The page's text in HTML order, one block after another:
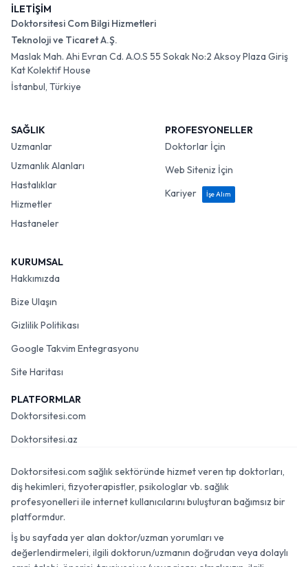
İLETİŞİM
Doktorsitesi Com Bilgi Hizmetleri
Teknoloji ve Ticaret A.Ş.
Maslak Mah. Ahi Evran Cd. A.O.S 55 Sokak No:2 Aksoy Plaza Giriş
Kat Kolektif House
İstanbul, Türkiye
SAĞLIK
Uzmanlar
Uzmanlık Alanları
Hastalıklar
Hizmetler
Hastaneler
PROFESYONELLER
Doktorlar İçin
Web Siteniz İçin
Kariyer
İşe Alım
KURUMSAL
Hakkımızda
Bize Ulaşın
Gizlilik Politikası
Google Takvim Entegrasyonu
Site Haritası
PLATFORMLAR
Doktorsitesi.com
Doktorsitesi.az
Doktorsitesi.com sağlık sektöründe hizmet veren tıp doktorları,
diş hekimleri, fizyoterapistler, psikologlar vb. sağlık
profesyonelleri ile internet kullanıcılarını buluşturan bağımsız bir
platformdur.
İş bu sayfada yer alan doktor/uzman yorumları ve
değerlendirmeleri, ilgili doktorun/uzmanın doğrudan veya dolaylı